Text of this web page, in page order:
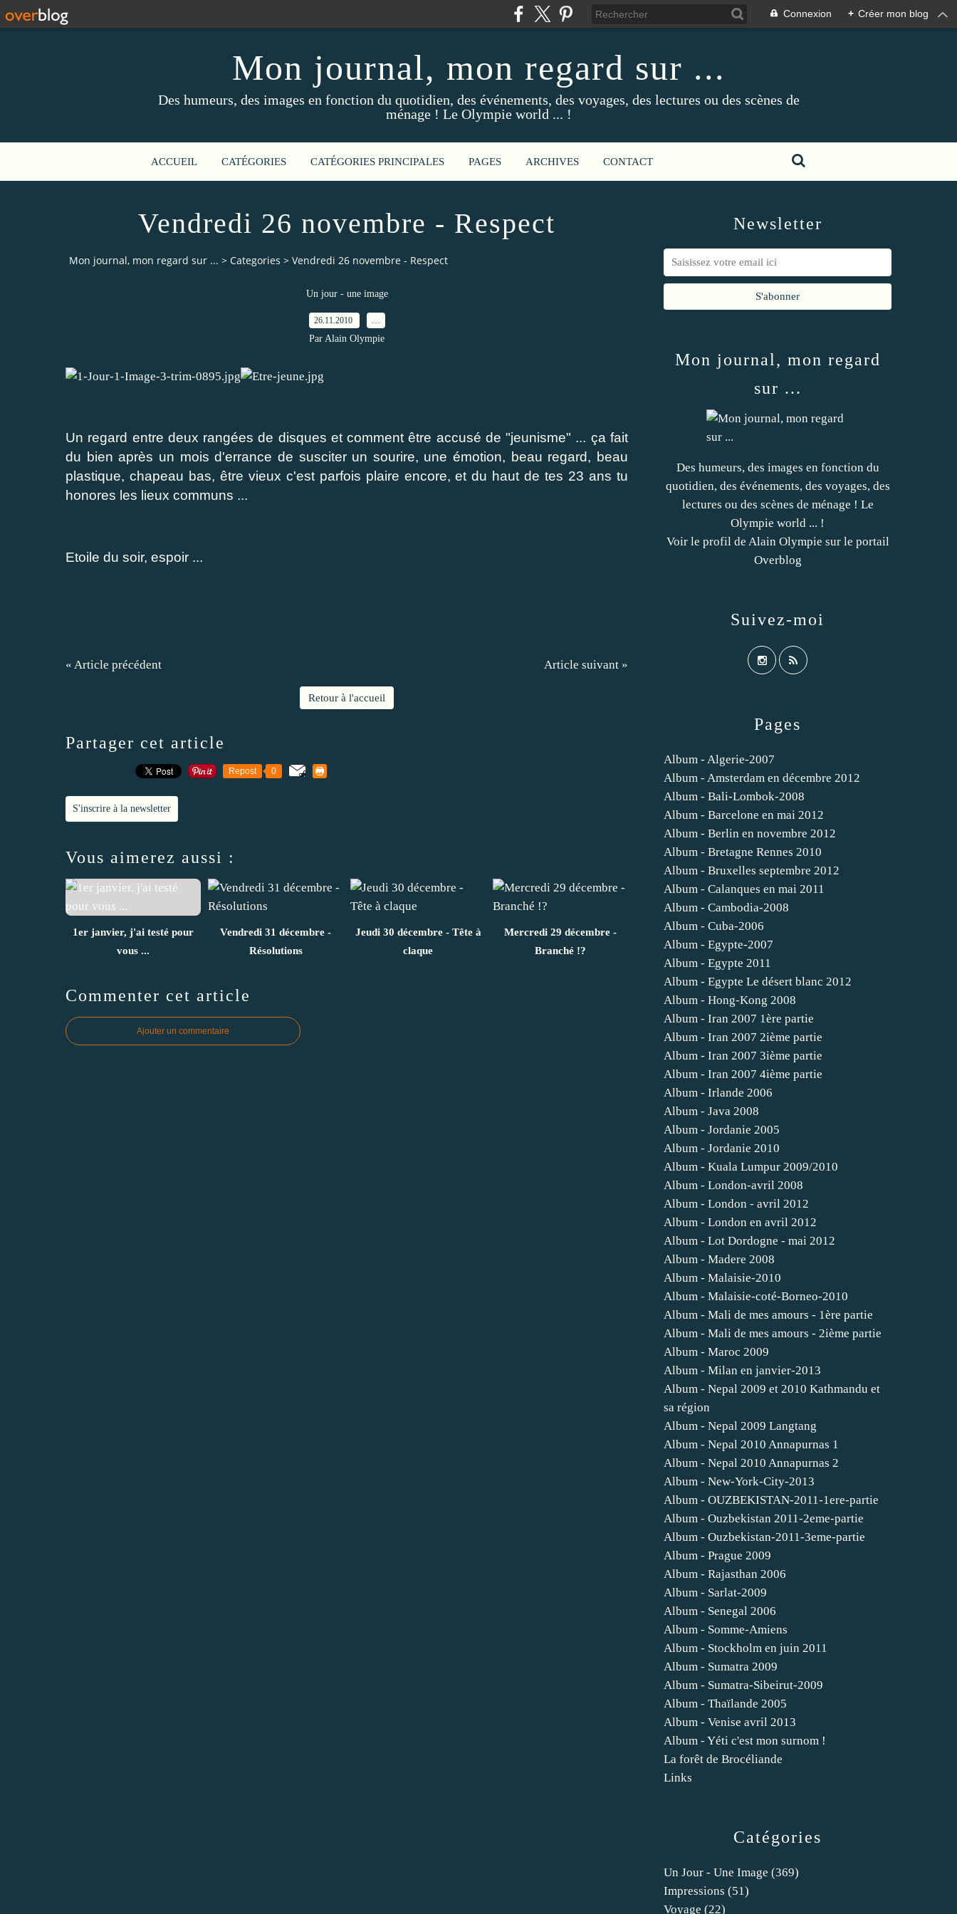
Connexion + Créer mon blog
Mon journal, mon regard sur ...
Des humeurs, des images en fonction du quotidien, des événements, des voyages, des lectures ou des scènes de
ménage ! Le Olympie world ... !
ACCUEIL CATÉGORIES CATÉGORIES PRINCIPALES PAGES ARCHIVES CONTACT
Vendredi 26 novembre - Respect
Mon journal, mon regard sur ... > Categories > Vendredi 26 novembre - Respect
Un jour - une image
26.11.2010
Par Alain Olympie
Un regard entre deux rangées de disques et comment être accusé de "jeunisme" ... ça fait
du bien après un mois d'errance de susciter un sourire, une émotion, beau regard, beau
plastique, chapeau bas, être vieux c'est parfois plaire encore, et du haut de tes 23 ans tu
honores les lieux communs ...
Etoile du soir, espoir ...
« Article précédent Article suivant »
Retour à l'accueil
Partager cet article
Repost 0
S'inscrire à la newsletter
Vous aimerez aussi :
1er janvier, j'ai testé pour
vous ...
Vendredi 31 décembre -
Résolutions
Jeudi 30 décembre - Tête à
claque
Mercredi 29 décembre -
Branché !?
Commenter cet article
Ajouter un commentaire
Newsletter
Catégories
Un Jour - Une Image (369)
Impressions (51)
Voyage (22)
Pages
Album - Algerie-2007
Album - Amsterdam en décembre 2012
Album - Bali-Lombok-2008
Album - Barcelone en mai 2012
Album - Berlin en novembre 2012
Album - Bretagne Rennes 2010
Album - Bruxelles septembre 2012
Album - Calanques en mai 2011
Album - Cambodia-2008
Album - Cuba-2006
Album - Egypte-2007
Album - Egypte 2011
Album - Egypte Le désert blanc 2012
Album - Hong-Kong 2008
Album - Iran 2007 1ère partie
Album - Iran 2007 2ième partie
Album - Iran 2007 3ième partie
Album - Iran 2007 4ième partie
Album - Irlande 2006
Album - Java 2008
Album - Jordanie 2005
Album - Jordanie 2010
Album - Kuala Lumpur 2009/2010
Album - London-avril 2008
Album - London - avril 2012
Album - London en avril 2012
Album - Lot Dordogne - mai 2012
Album - Madere 2008
Album - Malaisie-2010
Album - Malaisie-coté-Borneo-2010
Album - Mali de mes amours - 1ère partie
Album - Mali de mes amours - 2ième partie
Album - Maroc 2009
Album - Milan en janvier-2013
Album - Nepal 2009 et 2010 Kathmandu et
sa région
Album - Nepal 2009 Langtang
Album - Nepal 2010 Annapurnas 1
Album - Nepal 2010 Annapurnas 2
Album - New-York-City-2013
Album - OUZBEKISTAN-2011-1ere-partie
Album - Ouzbekistan 2011-2eme-partie
Album - Ouzbekistan-2011-3eme-partie
Album - Prague 2009
Album - Rajasthan 2006
Album - Sarlat-2009
Album - Senegal 2006
Album - Somme-Amiens
Album - Stockholm en juin 2011
Album - Sumatra 2009
Album - Sumatra-Sibeirut-2009
Album - Thaïlande 2005
Album - Venise avril 2013
Album - Yéti c'est mon surnom !
La forêt de Brocéliande
Links
Mon journal, mon regard
sur ...
Des humeurs, des images en fonction du
quotidien, des événements, des voyages, des
lectures ou des scènes de ménage ! Le
Olympie world ... !
Voir le profil de Alain Olympie sur le portail
Overblog
Suivez-moi